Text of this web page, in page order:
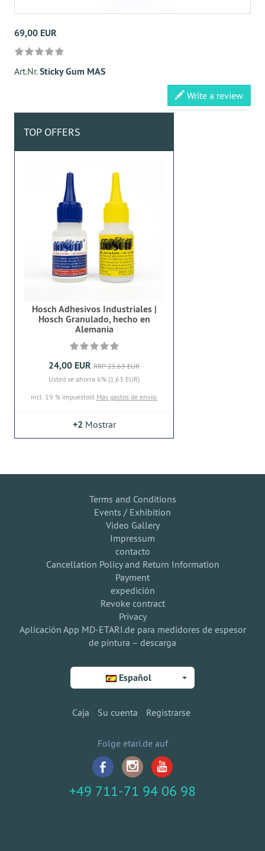
69,00 EUR
Art.Nr.Sticky Gum MAS
Write a review
TOP OFFERS
Hosch Adhesivos Industriales |
Hosch Granulado, hecho en
Alemania
24,00 EUR RRP 25,63 EUR
Usted se ahorra 6% (1,63 EUR)
incl. 19 % impuestost Más gastos de envío.
+2 Mostrar
Terms and Conditions
Events / Exhibition
Video Gallery
Impressum
contacto
Cancellation Policy and Return Information
Payment
expedición
Revoke contract
Privacy
Aplicación App MD-ETARI.de para medidores de espesor
de pintura – descarga
Español
Caja Su cuenta Registrarse
Folge etari.de auf
+49 711-71 94 06 98